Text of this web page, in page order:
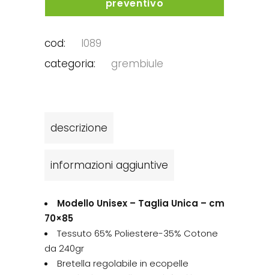
preventivo
cod:
l089
categoria:
grembiule
descrizione
informazioni aggiuntive
Modello Unisex – Taglia Unica – cm
70×85
Tessuto 65% Poliestere-35% Cotone
da 240gr
Bretella regolabile in ecopelle